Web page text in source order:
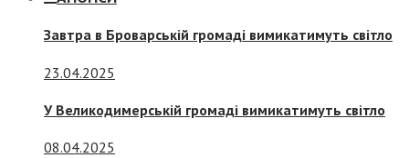
Завтра в Броварській громаді вимикатимуть світло
23.04.2025
У Великодимерській громаді вимикатимуть світло
08.04.2025